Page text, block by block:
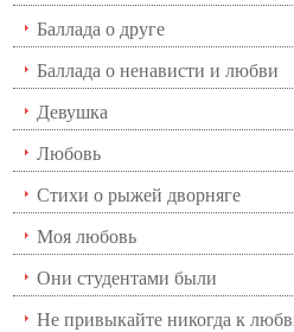
Баллада о друге
Баллада о ненависти и любви
Девушка
Любовь
Стихи о рыжей дворняге
Моя любовь
Они студентами были
Не привыкайте никогда к